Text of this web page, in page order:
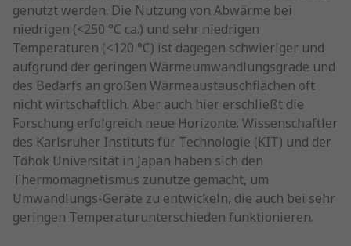
genutzt werden. Die Nutzung von Abwärme bei
niedrigen (<250 °C ca.) und sehr niedrigen
Temperaturen (<120 °C) ist dagegen schwieriger und
aufgrund der geringen Wärmeumwandlungsgrade und
des Bedarfs an großen Wärmeaustauschflächen oft
nicht wirtschaftlich. Aber auch hier erschließt die
Forschung erfolgreich neue Horizonte. Wissenschaftler
des Karlsruher Instituts für Technologie (KIT) und der
Tōhok Universität in Japan haben sich den
Thermomagnetismus zunutze gemacht, um
Umwandlungs-Geräte zu entwickeln, die auch bei sehr
geringen Temperaturunterschieden funktionieren.